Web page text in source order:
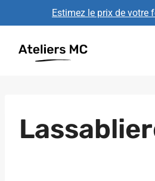
au
contenu
Estimez le prix de votre